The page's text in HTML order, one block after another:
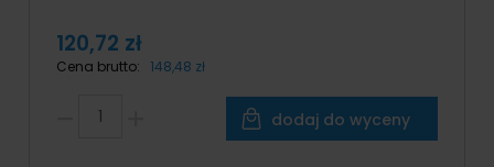
120,72 zł
Cena brutto: 148,48 zł
dodaj do wyceny